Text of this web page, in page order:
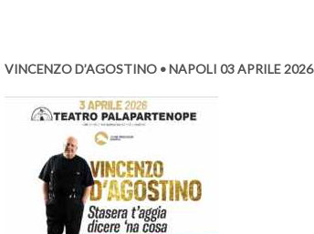
VINCENZO D’AGOSTINO • NAPOLI 03 APRILE 2026